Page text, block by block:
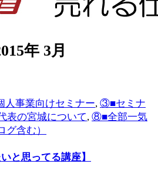
年 3月
人事業向けセミナー, ③■セミナ
表の宮城について, ⑧■全部一気
グ含む）
と思ってる講座】